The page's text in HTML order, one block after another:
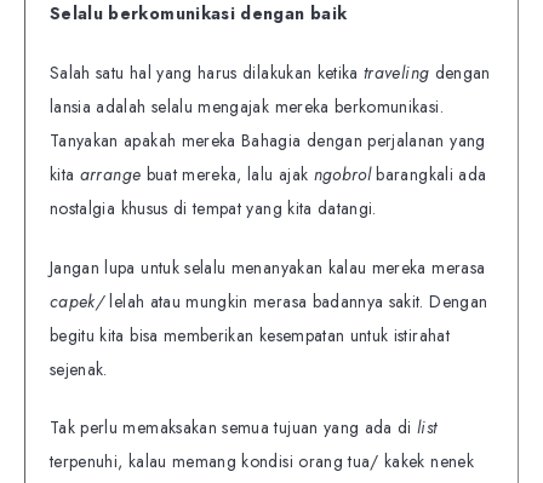
Selalu berkomunikasi dengan baik
Salah satu hal yang harus dilakukan ketikatraveling dengan
lansia adalah selalu mengajak mereka berkomunikasi.
Tanyakan apakah mereka Bahagia dengan perjalanan yang
kita arrange buat mereka, lalu ajak ngobrolbarangkali ada
nostalgia khusus di tempat yang kita datangi.
Jangan lupa untuk selalu menanyakan kalau mereka merasa
capek/lelah atau mungkin merasa badannya sakit. Dengan
begitu kita bisa memberikan kesempatan untuk istirahat
sejenak.
Tak perlu memaksakan semua tujuan yang ada dilist
terpenuhi, kalau memang kondisi orang tua/ kakek nenek